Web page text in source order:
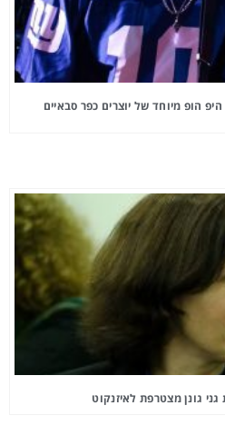
הופ מיוחד של יוצרים כפר סבאיים
גונן מצטרפת לאיזנקוט